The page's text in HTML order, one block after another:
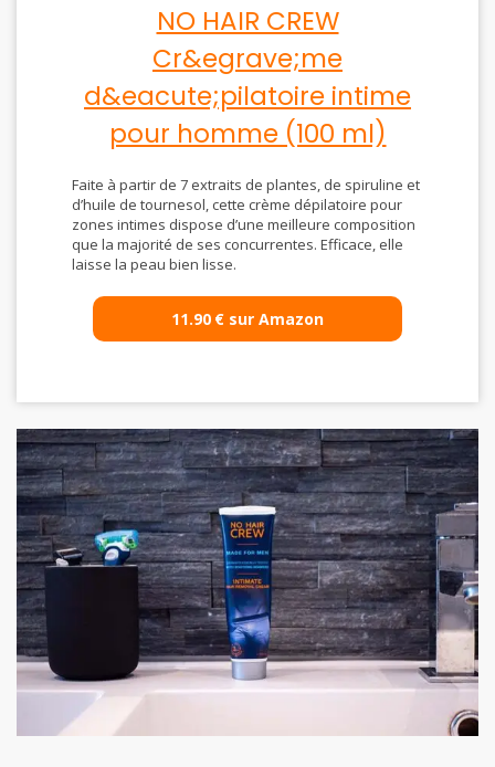
NO HAIR CREW
Cr&egrave;me
d&eacute;pilatoire intime
pour homme (100 ml)
Faite à partir de 7 extraits de plantes, de spiruline et
d’huile de tournesol, cette crème dépilatoire pour
zones intimes dispose d’une meilleure composition
que la majorité de ses concurrentes. Efficace, elle
laisse la peau bien lisse.
11.90 € sur Amazon